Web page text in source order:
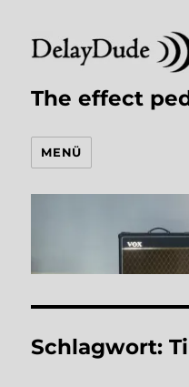
The effect
MENÜ
Schlagwort: